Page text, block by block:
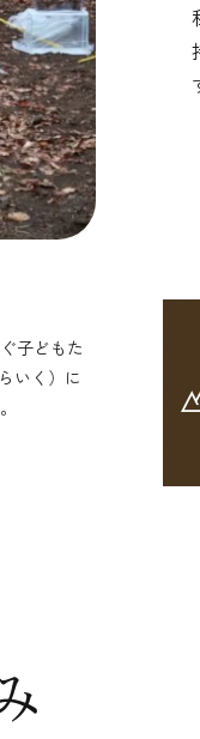
子どもた
いく）に